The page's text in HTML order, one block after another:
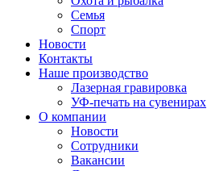
Семья
Спорт
Новости
Контакты
Наше производство
Лазерная гравировка
УФ-печать на сувенирах
О компании
Новости
Сотрудники
Вакансии